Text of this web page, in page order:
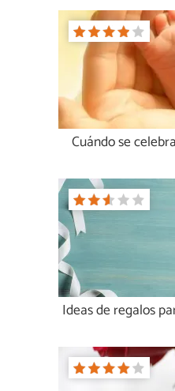
Cuándo se
Ideas de regalos